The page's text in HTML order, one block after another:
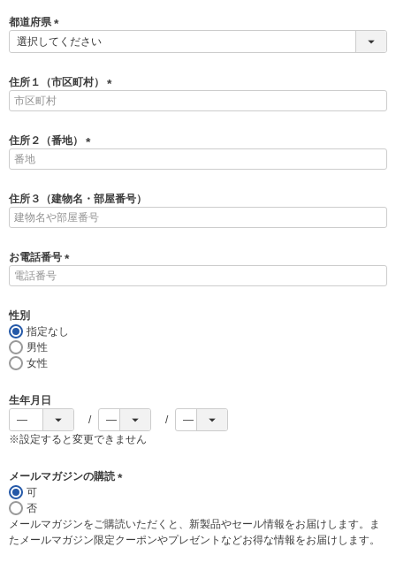
)
都道府県
(
須
)
住所１（市区町村）
)
住所２（番地）
須
)
住所３（建物名・部屋番号）
お電話番号
性別
指定なし
男性
女性
生年月日
※設定すると変更できません
メールマガジンの購読
須
)
可
否
メールマガジンをご購読いただくと、新製品やセール情報をお届けします。ま
たメールマガジン限定クーポンやプレゼントなどお得な情報をお届けします。